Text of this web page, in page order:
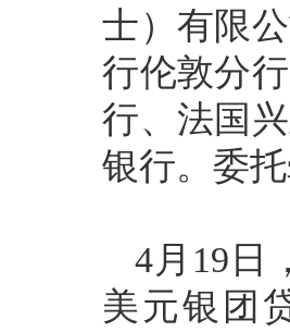
士）有限
行伦敦分
行、法国
银行。委
4月19日
美元银团